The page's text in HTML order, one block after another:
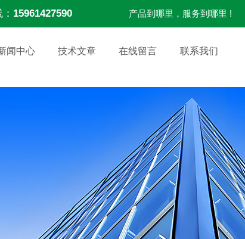
15961427590 产品到哪里，服务到哪里 !
闻中心 技术文章 在线留言 联系我们